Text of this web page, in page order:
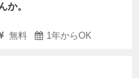
か。
無料 1年からOK